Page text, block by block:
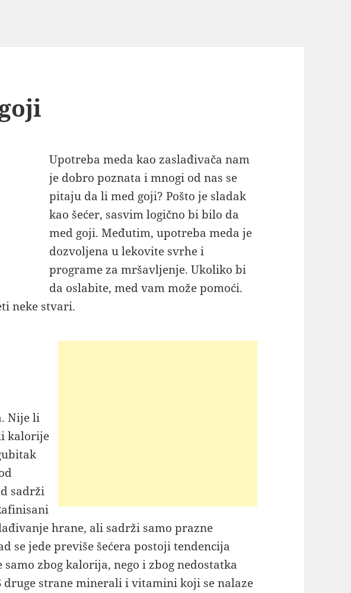
Upotreba meda kao zaslađivača nam
je dobro poznata i mnogi od nas se
pitaju da li med goji? Pošto je sladak
kao šećer, sasvim logično bi bilo da
med goji. Međutim, upotreba meda je
dozvoljena u lekovite svrhe i
programe za mršavljenje. Ukoliko bi
da oslabite, med vam može pomoći.
neke stvari.
Nije li
kalorije
sadrži
hrane, ali sadrži samo prazne
se jede previše šećera postoji tendencija
zbog kalorija, nego i zbog nedostatka
strane minerali i vitamini koji se nalaze